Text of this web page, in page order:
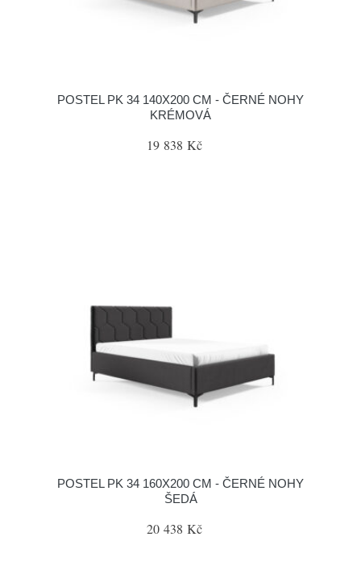
POSTEL PK 34 140X200 CM - ČERNÉ NOHY
KRÉMOVÁ
19 838 Kč
POSTEL PK 34 160X200 CM - ČERNÉ NOHY
ŠEDÁ
20 438 Kč